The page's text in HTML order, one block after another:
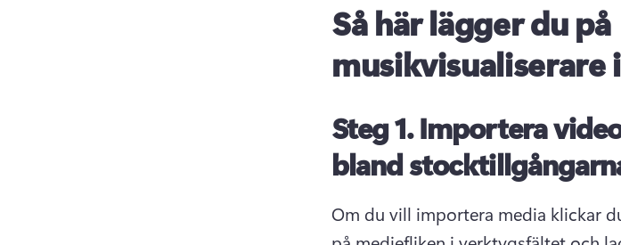
Så här lägger du på
musikvisualiserare
Steg 1.Importera
bland
Om du vill importera media klickar